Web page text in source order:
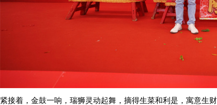
紧接着，金鼓一响，瑞狮灵动起舞，摘得生菜和利是，寓意生